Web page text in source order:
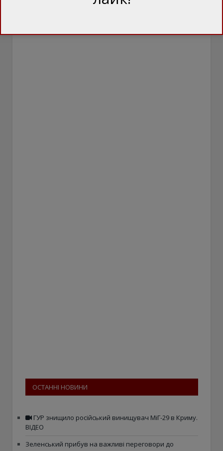
ОСТАННІ НОВИНИ
ГУР знищило російський винищувач МіГ-29 в Криму.
ВІДЕО
Зеленський прибув на важливі переговори до